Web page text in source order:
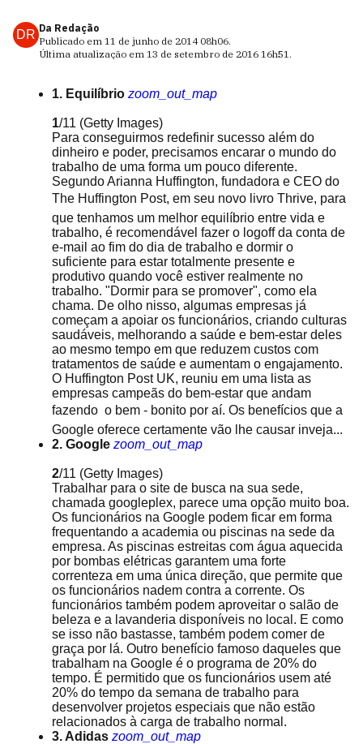
DR Da Redação
Publicado em 11 de junho de 2014 08h06.
Última atualização em 13 de setembro de 2016 16h51.
1. Equilíbrio zoom_out_map
1/11 (Getty Images)
Para conseguirmos redefinir sucesso além do
dinheiro e poder, precisamos encarar o mundo do
trabalho de uma forma um pouco diferente.
Segundo Arianna Huffington, fundadora e CEO do
The Huffington Post, em seu novo livro Thrive, para
que tenhamos um melhor equilíbrio entre vida e
trabalho, é recomendável fazer o logoff da conta de
e-mail ao fim do dia de trabalho e dormir o
suficiente para estar totalmente presente e
produtivo quando você estiver realmente no
trabalho. "Dormir para se promover", como ela
chama. De olho nisso, algumas empresas já
começam a apoiar os funcionários, criando culturas
saudáveis, melhorando a saúde e bem-estar deles
ao mesmo tempo em que reduzem custos com
tratamentos de saúde e aumentam o engajamento.
O Huffington Post UK, reuniu em uma lista as
empresas campeãs do bem-estar que andam
fazendo  o bem - bonito por aí. Os benefícios que a
Google oferece certamente vão lhe causar inveja...
2. Google zoom_out_map
2/11 (Getty Images)
Trabalhar para o site de busca na sua sede,
chamada googleplex, parece uma opção muito boa.
Os funcionários na Google podem ficar em forma
frequentando a academia ou piscinas na sede da
empresa. As piscinas estreitas com água aquecida
por bombas elétricas garantem uma forte
correnteza em uma única direção, que permite que
os funcionários nadem contra a corrente. Os
funcionários também podem aproveitar o salão de
beleza e a lavanderia disponíveis no local. E como
se isso não bastasse, também podem comer de
graça por lá. Outro benefício famoso daqueles que
trabalham na Google é o programa de 20% do
tempo. É permitido que os funcionários usem até
20% do tempo da semana de trabalho para
desenvolver projetos especiais que não estão
relacionados à carga de trabalho normal.
3. Adidas zoom_out_map